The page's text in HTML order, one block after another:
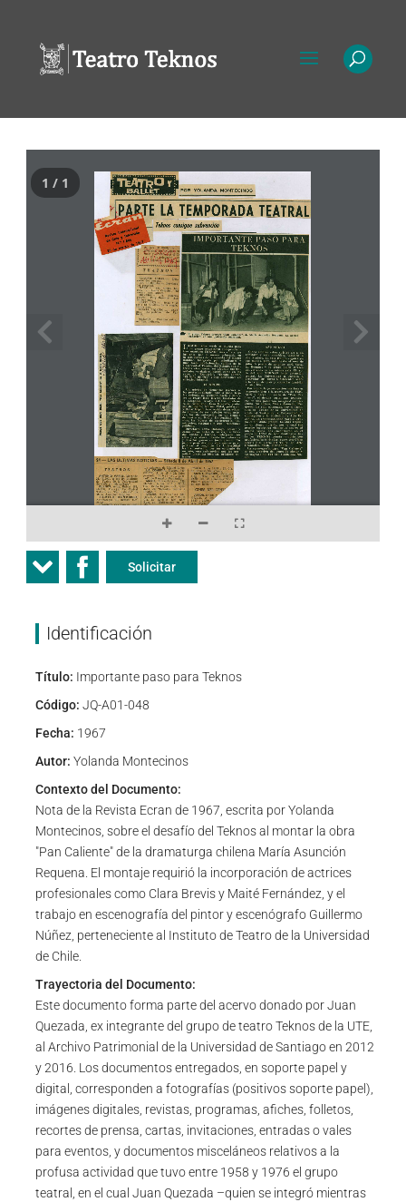
1 / 1
Solicitar
Identificación
Título: Importante paso para Teknos
Código: JQ-A01-048
Fecha: 1967
Autor: Yolanda Montecinos
Contexto del Documento:
Nota de la Revista Ecran de 1967, escrita por Yolanda
Montecinos, sobre el desafío del Teknos al montar la obra
"Pan Caliente" de la dramaturga chilena María Asunción
Requena. El montaje requirió la incorporación de actrices
profesionales como Clara Brevis y Maité Fernández, y el
trabajo en escenografía del pintor y escenógrafo Guillermo
Núñez, perteneciente al Instituto de Teatro de la Universidad
de Chile.
Trayectoria del Documento:
Este documento forma parte del acervo donado por Juan
Quezada, ex integrante del grupo de teatro Teknos de la UTE,
al Archivo Patrimonial de la Universidad de Santiago en 2012
y 2016. Los documentos entregados, en soporte papel y
digital, corresponden a fotografías (positivos soporte papel),
imágenes digitales, revistas, programas, afiches, folletos,
recortes de prensa, cartas, invitaciones, entradas o vales
para eventos, y documentos misceláneos relativos a la
profusa actividad que tuvo entre 1958 y 1976 el grupo
teatral, en el cual Juan Quezada –quien se integró mientras